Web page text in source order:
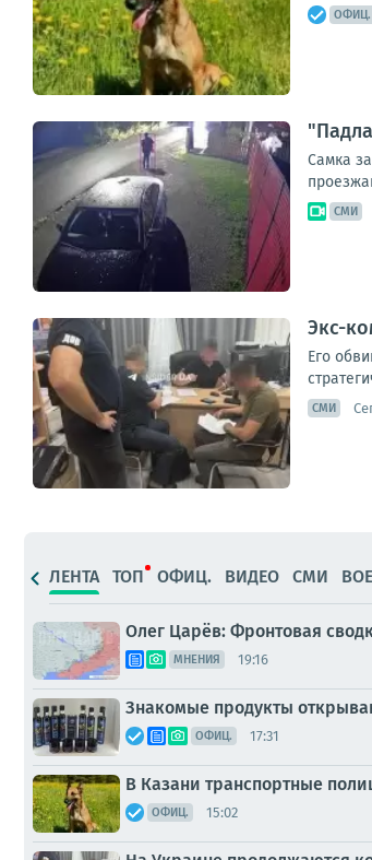
ОФИЦ.
Самка
СМИ
Экс-
Его
СМИ
ЛЕНТА ТОП ОФИЦ. ВИДЕО СМИ
Олег Царёв: Фронтовая
МНЕНИЯ 19:16
Знакомые продукты
ОФИЦ. 17:31
В Казани транспортные
ОФИЦ. 15:02